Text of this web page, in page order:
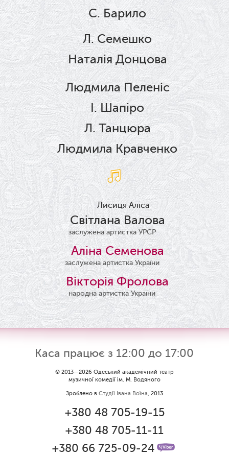
С. Барило
Л. Семешко
Наталія Донцова
Людмила Пеленіс
І. Шапіро
Л. Танцюра
Людмила Кравченко
Лисиця Аліса
Світлана Валова
заслужена артистка УРСР
Аліна Семенова
заслужена артистка України
Вікторія Фролова
народна артистка України
Каса працює з 12:00 до 17:00
© 2013—2026 Одеський академічний театр
музичної комедії ім. М. Водяного
Зроблено в Студії Івана Воїна, 2013
+380 48 705-19-15
+380 48 705-11-11
+380 66 725-09-24